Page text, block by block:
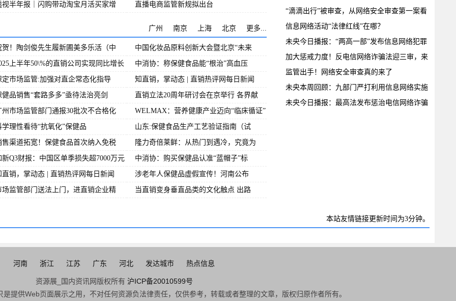
视半年报｜闪购带动淘宝月活买家增 直播电商监管新规拟出台
更多...
北京
上海
南京
广州
贺！陶剑俊先生履新圃美多乐活（中 中国化妆品原料创新大会暨北京“未来
上半年50\%的直销公司实现同比增长 中消协：称保健食品能“根治”高血压
定市场监管:加强对直企常态化指导 知直销，掌动态 | 直销热评网每日新闻
健品销售“套路多多”亟待法治亮剑 直销立法20周年研讨会在京举行 各界献
州市场监管部门通报30批次不合格化 WELMAX：营养健康产业迈向“临床循证”
学理性看待“抗氧化”保健品 山东:保健食品生产工艺验证指南（试
售渠道拓宽！保健食品首次纳入免税 隆力奇倍莱鲜：从热门到遇冷，究竟为
新Q3财报：中国区单季损失超7000万元 中消协：购买保健品认准“蓝帽子”标
直销，掌动态 | 直销热评网每日新闻 涉老年人保健品虚假宣传！河南公布
场监管部门送法上门，进直销企业精 当直销变身垂直品类的文化触点 出路
的
“滴滴出行”被审查，从网络安全审查第一案看
信息网络活动“法律红线”在哪？
未央今日播报：“两高一部”发布信息网络犯罪
加大惩戒力度！反电信网络诈骗法迎三审，来
看
监管出手！网络安全审查真的来了
未央本周回顾：九部门严打利用信息网络实施
“
未央今日播报：最高法发布惩治电信网络诈骗
本站友情链接更新时间为3分钟。
河南 浙江 江苏 广东 河北 发达城市 热点信息
资源展_国内资讯网版权所有 沪ICP备20010599号
提供Web页面展示之用，不对任何资源负法律责任，仅供参考，转载或者整理的文章，版权归原作者所有。